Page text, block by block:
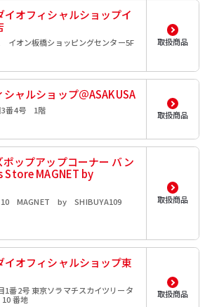
オフィシャルショップイ
イオン板橋ショッピングセンター5F
取扱商品
ャルショップ＠ASAKUSA
3番4号 1階
取扱商品
ップアップコーナー バン
Store MAGNET by
10 MAGNET by SHIBUYA109
取扱商品
イオフィシャルショップ東
1番2号 東京ソラマチスカイツリータ
番地
取扱商品